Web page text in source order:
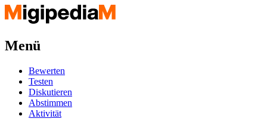
Menü
Bewerten
Testen
Diskutieren
Abstimmen
Aktivität